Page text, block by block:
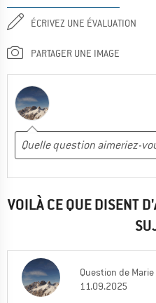
ÉCRIVEZ UNE ÉVALUATION
PARTAGER UNE IMAGE
VOILÀ CE QUE DISENT
Question de
11.09.2025